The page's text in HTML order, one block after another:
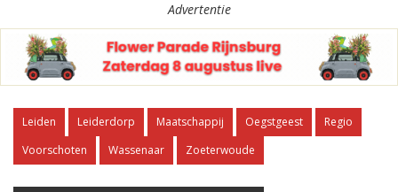
Advertentie
Leiden Leiderdorp Maatschappij Oegstgeest
Regio
Voorschoten
Wassenaar Zoeterwoude